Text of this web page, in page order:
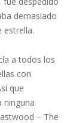
demasiado
estrella.
a todos los
con
que
ninguna
– The